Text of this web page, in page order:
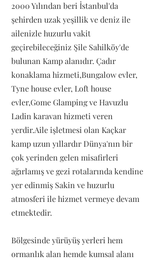
2000 Yılından beri İstanbul'da
şehirden uzak yeşillik ve deniz ile
ailenizle huzurlu vakit
geçirebileceğiniz Şile Sahilköy'de
bulunan Kamp alanıdır. Çadır
konaklama hizmeti,Bungalow evler,
Tyne house evler, Loft house
evler,Gome Glamping ve Havuzlu
Ladin karavan hizmeti veren
yerdir.Aile işletmesi olan Kaçkar
kamp uzun yıllardır Dünya'nın bir
çok yerinden gelen misafirleri
ağırlamış ve gezi rotalarında kendine
yer edinmiş Sakin ve huzurlu
atmosferi ile hizmet vermeye devam
etmektedir.
Bölgesinde yürüyüş yerleri hem
ormanlık alan hemde kumsal alanı